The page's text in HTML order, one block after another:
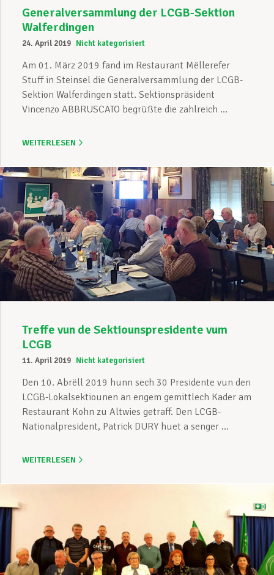
Generalversammlung der LCGB-Sektion
Walferdingen
24. April 2019 Nicht kategorisiert
Am 01. März 2019 fand im Restaurant Mëllerefer
Stuff in Steinsel die Generalversammlung der LCGB-
Sektion Walferdingen statt. Sektionspräsident
Vincenzo ABBRUSCATO begrüßte die zahlreich ...
WEITERLESEN
Treffe vun de Sektiounspresidente vum
LCGB
11. April 2019 Nicht kategorisiert
Den 10. Abrëll 2019 hunn sech 30 Presidente vun den
LCGB-Lokalsektiounen an engem gemittlech Kader am
Restaurant Kohn zu Altwies getraff. Den LCGB-
Nationalpresident, Patrick DURY huet a senger ...
WEITERLESEN